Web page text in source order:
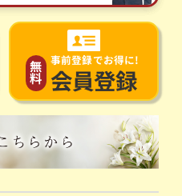
無
料
事前登録でお得に!
会員登録